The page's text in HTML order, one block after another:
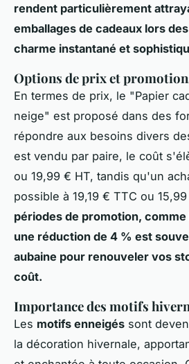
rendent particulièrement
emballages de cadeaux lors
charme instantané et
Options de prix et
En termes de prix, le "Papier
neige" est proposé dans des
répondre aux besoins divers
est vendu par paire, le coût
ou 19,99 € HT, tandis qu'un
possible à 19,19 € TTC ou
périodes de promotion, comme
une réduction de 4 % est
aubaine pour renouveler vos
coût.
Importance des motifs
Les motifs enneigés sont
la décoration hivernale,